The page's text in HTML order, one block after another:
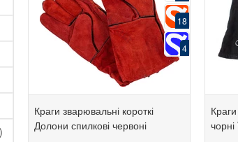
18
4
Краги зварювальні короткі
Долони спилкові червоні